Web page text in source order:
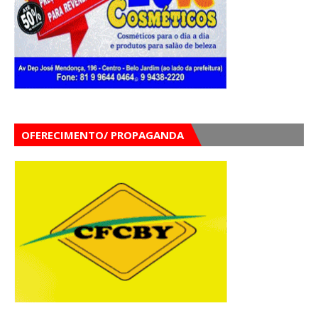
OFERECIMENTO/ PROPAGANDA